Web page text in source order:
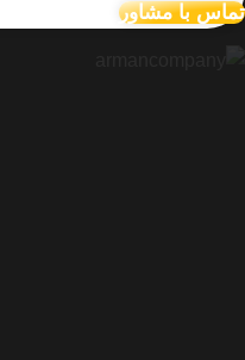
تماس با مشاور